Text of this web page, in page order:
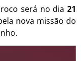
será no dia 21
nova missão do